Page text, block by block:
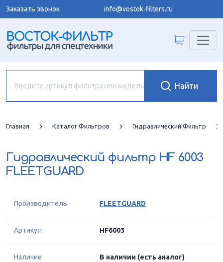
Заказать звонок info@vostok-filters.ru
Главная Каталог Фильтров Гидравлический Фильтр
Гидравлический фильтр HF 6003
FLEETGUARD
Производитель FLEETGUARD
Артикул HF6003
Наличие В наличии (есть аналог)